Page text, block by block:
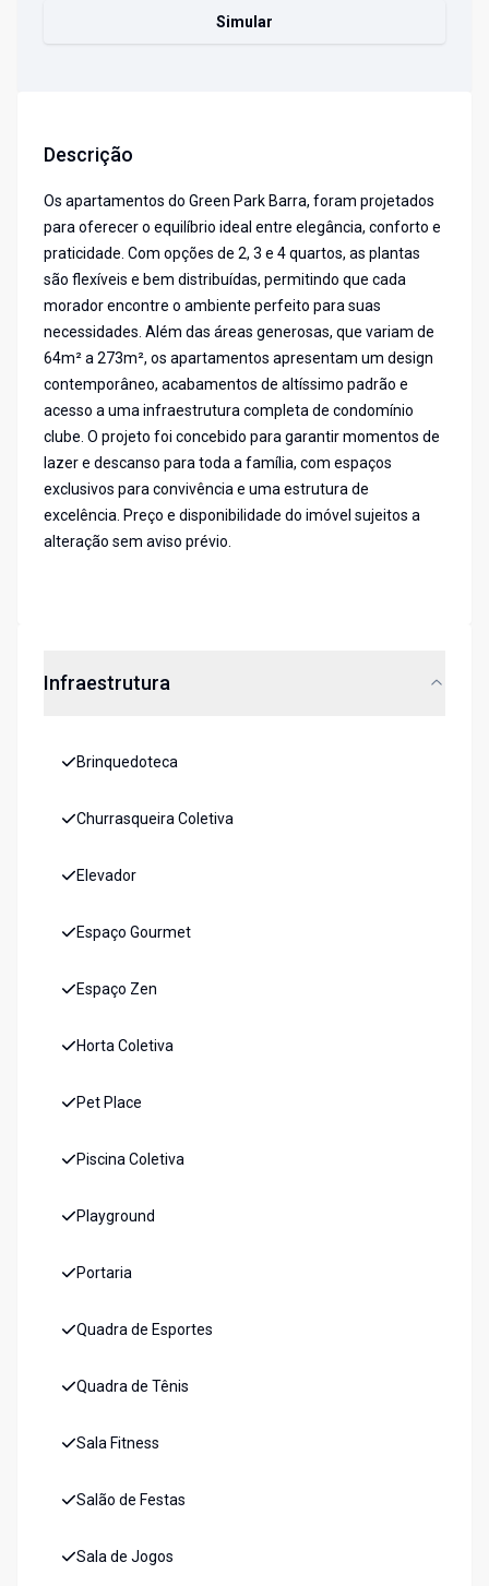
Simular
Descrição
Os apartamentos do Green Park Barra, foram projetados
para oferecer o equilíbrio ideal entre elegância, conforto e
praticidade. Com opções de 2, 3 e 4 quartos, as plantas
são flexíveis e bem distribuídas, permitindo que cada
morador encontre o ambiente perfeito para suas
necessidades. Além das áreas generosas, que variam de
64m² a 273m², os apartamentos apresentam um design
contemporâneo, acabamentos de altíssimo padrão e
acesso a uma infraestrutura completa de condomínio
clube. O projeto foi concebido para garantir momentos de
lazer e descanso para toda a família, com espaços
exclusivos para convivência e uma estrutura de
excelência. Preço e disponibilidade do imóvel sujeitos a
alteração sem aviso prévio.
Infraestrutura
Brinquedoteca
Churrasqueira Coletiva
Elevador
Espaço Gourmet
Espaço Zen
Horta Coletiva
Pet Place
Piscina Coletiva
Playground
Portaria
Quadra de Esportes
Quadra de Tênis
Sala Fitness
Salão de Festas
Sala de Jogos